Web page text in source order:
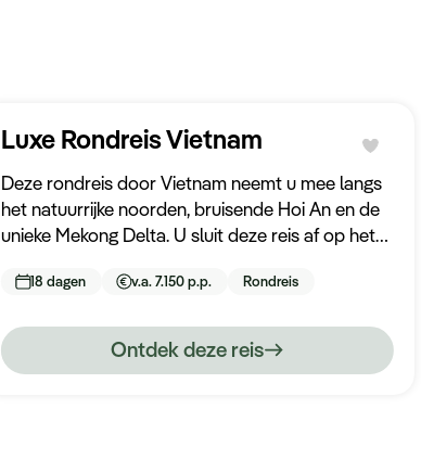
Luxe Rondreis Vietnam
Deze rondreis door Vietnam neemt u mee langs
het natuurrijke noorden, bruisende Hoi An en de
unieke Mekong Delta. U sluit deze reis af op het
heerlijke stranddagen heeft. Tijdens deze reis
wordt u volledig ontzorgd.
18 dagen v.a. 7.150 p.p. Rondreis
Ontdek deze reis